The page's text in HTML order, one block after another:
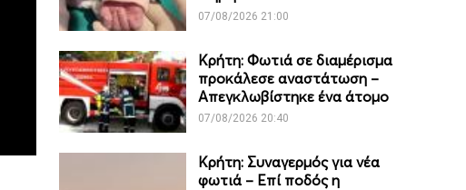
07/08/2026 21:00
Κρήτη: Φωτιά σε διαμέρισμα
προκάλεσε αναστάτωση –
Απεγκλωβίστηκε ένα άτομο
07/08/2026 20:40
Κρήτη: Συναγερμός για νέα
φωτιά – Επί ποδός η